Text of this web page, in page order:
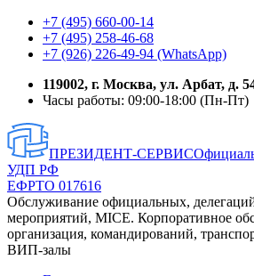
+7 (495) 660-00-14
+7 (495) 258-46-68
+7 (926) 226-49-94 (WhatsApp)
119002, г. Москва, ул. Арбат, д.
Часы работы: 09:00-18:00 (Пн-Пт)
ПРЕЗИДЕНТ-СЕРВИС
УДП РФ
ЕФРТО 017616
Обслуживание официальных,
мероприятий, MICE. Корпоративное
организация, командирований,
ВИП-залы